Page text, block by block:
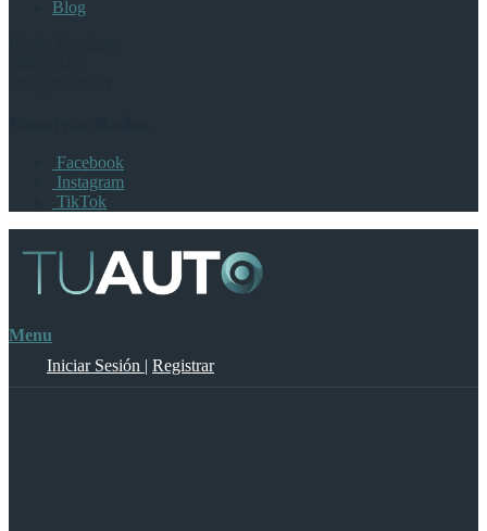
Blog
Facebook
Instagram
TikTok
Menu
Iniciar Sesión | Registrar